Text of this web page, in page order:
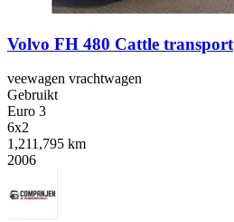
Volvo FH 480 Cattle transport
veewagen vrachtwagen
Gebruikt
Euro 3
6x2
1,211,795 km
2006